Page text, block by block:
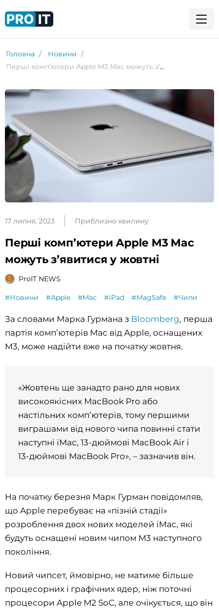
Головна
Новини
Перші комп’ютери Apple M3 Mac можуть з’явитися у жовтні
17 липня, 2023 Приблизно хвилину
Перші комп’ютери Apple M3 Mac
можуть з’явитися у жовтні
ProIT NEWS
#Новини #Apple #Mac #iPad #MagSafe #Чипи
За словами Марка Гурмана з Bloomberg, перша
партія комп’ютерів Mac від Apple, оснащених
M3, може надійти вже на початку жовтня.
«Жовтень ще занадто рано для нових
високоякісних MacBook Pro або
настільних комп’ютерів, тому першими
виграшами від нового чипа повинні стати
наступні iMac, 13-дюймові MacBook Air і
13-дюймові MacBook Pro», – зазначив він.
На початку березня Марк Гурман повідомляв,
що Apple перебуває на «пізній стадії»
розроблення двох нових моделей iMac, які
будуть оснащені новим чипом M3 наступного
покоління.
Новий чипсет, ймовірно, не матиме більше
процесорних і графічних ядер, ніж поточні
процесори Apple M2 SoC, але очікується, що він